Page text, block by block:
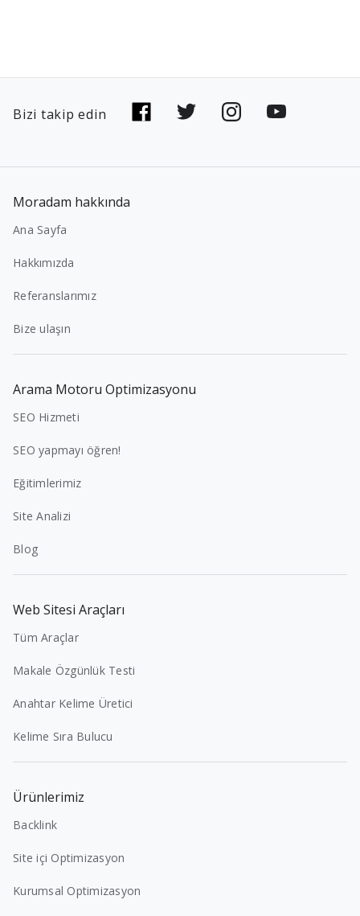
Bizi takip edin
Moradam hakkında
Ana Sayfa
Hakkımızda
Referanslarımız
Bize ulaşın
Arama Motoru Optimizasyonu
SEO Hizmeti
SEO yapmayı öğren!
Eğitimlerimiz
Site Analizi
Blog
Web Sitesi Araçları
Tüm Araçlar
Makale Özgünlük Testi
Anahtar Kelime Üretici
Kelime Sıra Bulucu
Ürünlerimiz
Backlink
Site içi Optimizasyon
Kurumsal Optimizasyon